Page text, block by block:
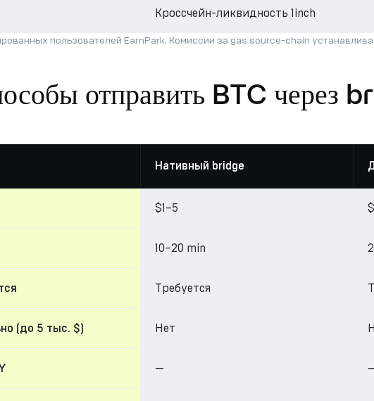
Кроссчейн-ликвидность 1inch
пользователей EarnPark. Комиссии за gas source-chain
отправить BTC через
Нативный bridge
$1–5
10–20 min
Требуется
(до 5 тыс. $) Нет
—